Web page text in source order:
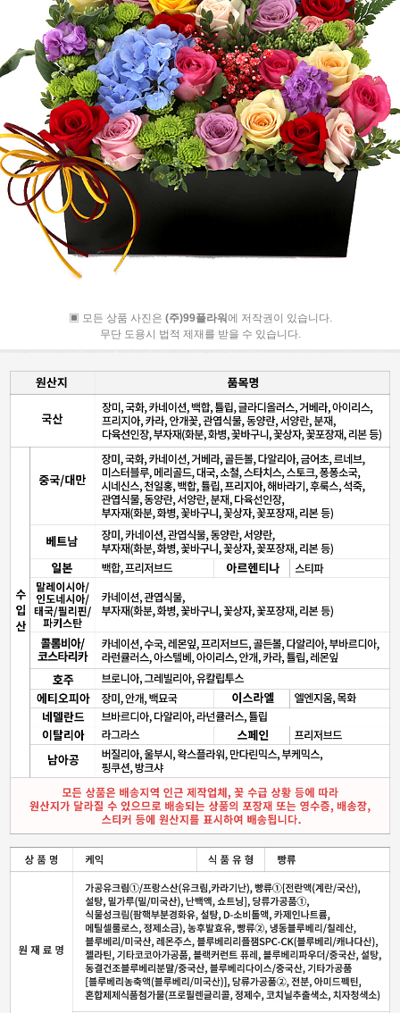
▣ 모든 상품 사진은 (주)99플라워에 저작권이 있습니다.
무단 도용시 법적 제재를 받을 수 있습니다.